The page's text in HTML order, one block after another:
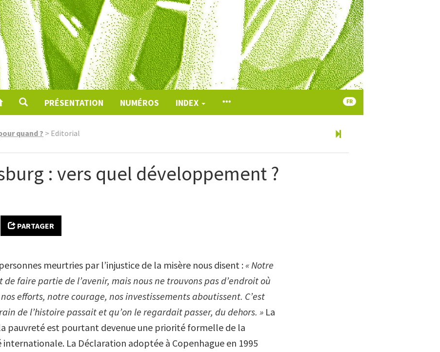
PRÉSENTATION NUMÉROS INDEX FR
quand ? > Editorial
: vers quel développement ?
PARTAGER
meurtries par l’injustice de la misère nous disent : « Notre
de faire partie de l’avenir, mais nous ne trouvons pas d’endroit où
efforts, notre courage, nos investissements aboutissent. C’est
de l’histoire passait et qu’on le regardait passer, du dehors. » La
pauvreté est pourtant devenue une priorité formelle de la
La Déclaration adoptée à Copenhague en 1995